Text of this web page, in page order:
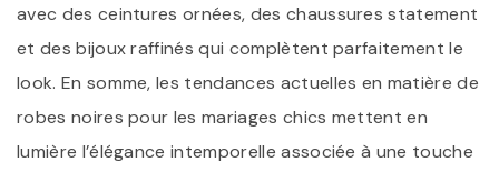
avec des ceintures ornées, des chaussures statement
et des bijoux raffinés qui complètent parfaitement le
look. En somme, les tendances actuelles en matière de
robes noires pour les mariages chics mettent en
lumière l’élégance intemporelle associée à une touche